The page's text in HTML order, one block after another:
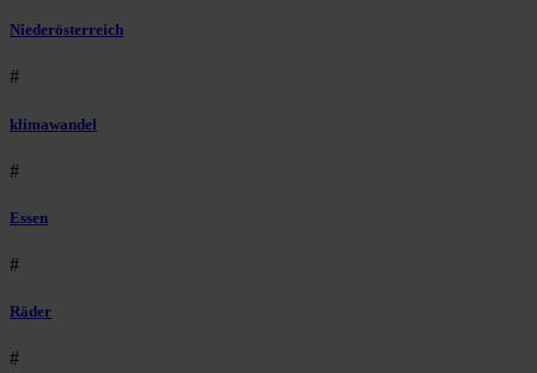
Niederösterreich
#
klimawandel
#
Essen
#
Räder
#